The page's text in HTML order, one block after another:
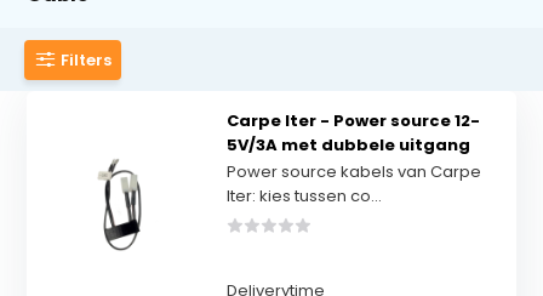
Filters
Carpe Iter - Power source 12-
5V/3A met dubbele uitgang
Power source kabels van Carpe
Iter: kies tussen co...
Deliverytime